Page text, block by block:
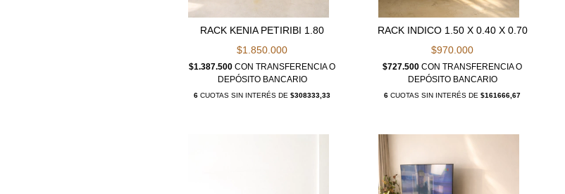
RACK KENIA PETIRIBI 1.80
$1.850.000
$1.387.500CON TRANSFERENCIA O
DEPÓSITO BANCARIO
6 CUOTAS SIN INTERÉS DE$308333,33
RACK INDICO 1.50 X 0.40 X 0.70
$970.000
$727.500CON TRANSFERENCIA O
DEPÓSITO BANCARIO
6 CUOTAS SIN INTERÉS DE$161666,67